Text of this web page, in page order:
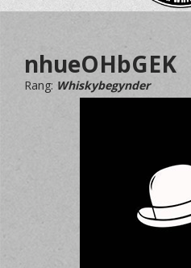
nhueOHbGEK
Rang: Whiskybegynder